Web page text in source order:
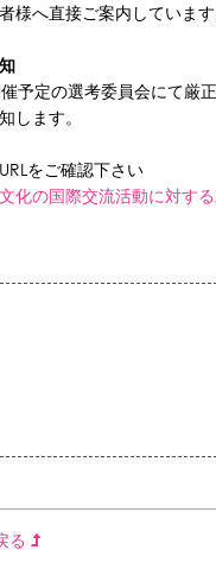
様へ直接ご案内しています
予定の選考委員会にて厳
します。
をご確認下さい
化の国際交流活動に対す
る